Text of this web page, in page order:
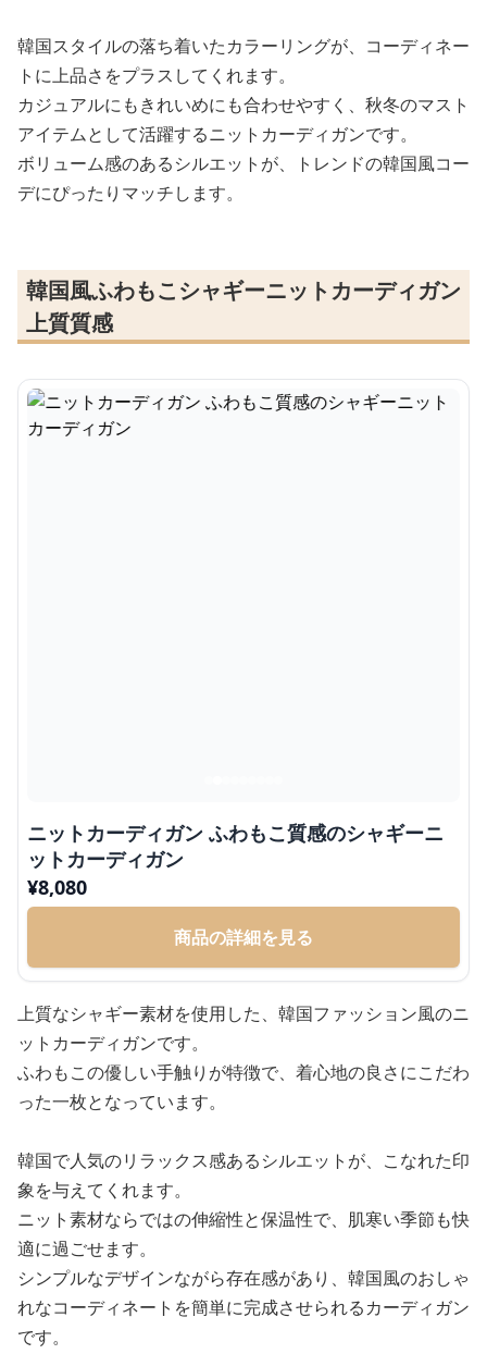
韓国スタイルの落ち着いたカラーリングが、コーディネー
トに上品さをプラスしてくれます。
カジュアルにもきれいめにも合わせやすく、秋冬のマスト
アイテムとして活躍するニットカーディガンです。
ボリューム感のあるシルエットが、トレンドの韓国風コー
デにぴったりマッチします。
韓国風ふわもこシャギーニットカーディガン
上質質感
ニットカーディガン ふわもこ質感のシャギーニ
ットカーディガン
¥8,080
商品の詳細を見る
上質なシャギー素材を使用した、韓国ファッション風のニ
ットカーディガンです。
ふわもこの優しい手触りが特徴で、着心地の良さにこだわ
った一枚となっています。
韓国で人気のリラックス感あるシルエットが、こなれた印
象を与えてくれます。
ニット素材ならではの伸縮性と保温性で、肌寒い季節も快
適に過ごせます。
シンプルなデザインながら存在感があり、韓国風のおしゃ
れなコーディネートを簡単に完成させられるカーディガン
です。